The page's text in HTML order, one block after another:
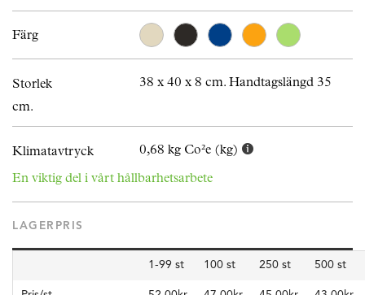
Färg
Storlek
38 x 40 x 8 cm. Handtagslängd 35
cm.
Klimatavtryck
0,68 kg Co²e (kg)
En viktig del i vårt hållbarhetsarbete
LAGERPRIS
1-99 st 100 st 250 st 500 st